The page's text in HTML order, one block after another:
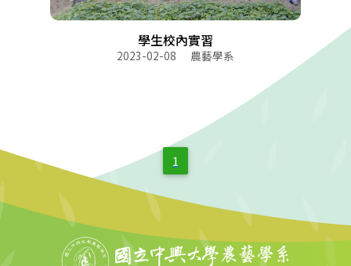
學生校內實習
2023-02-08 農藝學系
1